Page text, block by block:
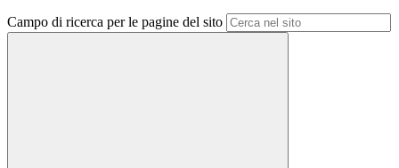
Campo di ricerca per le pagine del sito